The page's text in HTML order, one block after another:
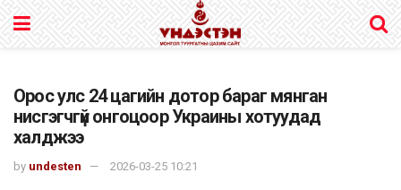
Орос улс 24 цагийн дотор бараг мянган
нисгэгчгүй онгоцоор Украины хотуудад
халджээ
by undesten 2026-03-25 10:21